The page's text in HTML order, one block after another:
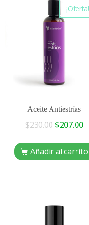
¡Oferta!
Aceite Antiestrías
$230.00 $207.00
Añadir al carrito